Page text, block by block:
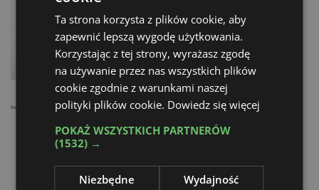
Reklama
Ta strona korzysta z plików cookie, aby
zapewnić lepszą wygodę użytkowania.
Korzystając z tej strony, wyrażasz zgodę
na używanie przez nas wszystkich plików
cookie zgodnie z warunkami naszej
polityki plików cookie. Dowiedz się więcej
POKAŻ WSZYSTKICH PARTNERÓW
(1532) →
Niezbędne Wydajność